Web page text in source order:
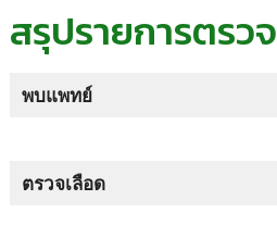
สรุปรายการตรวจ
พบแพทย์
ตรวจเลือด